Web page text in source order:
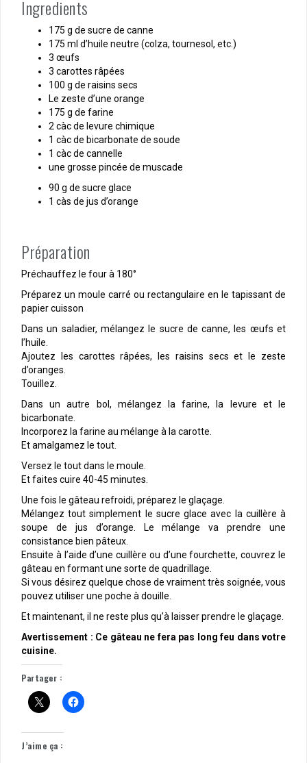
Ingredients
175 g de sucre de canne
175 ml d’huile neutre (colza, tournesol, etc.)
3 œufs
3 carottes râpées
100 g de raisins secs
Le zeste d’une orange
175 g de farine
2 càc de levure chimique
1 càc de bicarbonate de soude
1 càc de cannelle
une grosse pincée de muscade
90 g de sucre glace
1 càs de jus d’orange
Préparation
Préchauffez le four à 180°
Préparez un moule carré ou rectangulaire en le tapissant de
papier cuisson
Dans un saladier, mélangez le sucre de canne, les œufs et
l’huile.
Ajoutez les carottes râpées, les raisins secs et le zeste
d’oranges.
Touillez.
Dans un autre bol, mélangez la farine, la levure et le
bicarbonate.
Incorporez la farine au mélange à la carotte.
Et amalgamez le tout.
Versez le tout dans le moule.
Et faites cuire 40-45 minutes.
Une fois le gâteau refroidi, préparez le glaçage.
Mélangez tout simplement le sucre glace avec la cuillère à
soupe de jus d’orange. Le mélange va prendre une
consistance bien pâteux.
Ensuite à l’aide d’une cuillère ou d’une fourchette, couvrez le
gâteau en formant une sorte de quadrillage.
Si vous désirez quelque chose de vraiment très soignée, vous
pouvez utiliser une poche à douille.
Et maintenant, il ne reste plus qu’à laisser prendre le glaçage.
Avertissement : Ce gâteau ne fera pas long feu dans votre
cuisine.
Partager :
J’aime ça :